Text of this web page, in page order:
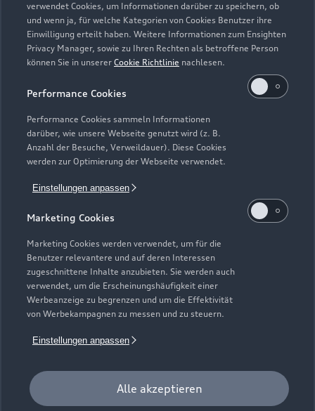
verwendet Cookies, um Informationen darüber zu speichern, ob
und wenn ja, für welche Kategorien von Cookies Benutzer ihre
Einwilligung erteilt haben. Weitere Informationen zum Ensighten
Privacy Manager, sowie zu Ihren Rechten als betroffene Person
können Sie in unserer Cookie Richtlinie nachlesen.
Performance Cookies
Performance Cookies sammeln Informationen
darüber, wie unsere Webseite genutzt wird (z. B.
Anzahl der Besuche, Verweildauer). Diese Cookies
werden zur Optimierung der Webseite verwendet.
Einstellungen anpassen
Marketing Cookies
Marketing Cookies werden verwendet, um für die
Benutzer relevantere und auf deren Interessen
zugeschnittene Inhalte anzubieten. Sie werden auch
verwendet, um die Erscheinungshäufigkeit einer
Werbeanzeige zu begrenzen und um die Effektivität
von Werbekampagnen zu messen und zu steuern.
Einstellungen anpassen
Alle akzeptieren
Zurück nach oben
Alle Modelle
Modelle vergleichen
Kaufen & leasen
Neuwagensuche
Gebrauchtwagensuche
Gebrauchtwagen
Finanzierung
Aktionen & Angebote
Geschäftskunden
Service & Zubehör
Audi Services
Garantie
Audi digital services
myAudi
Support
Kundenservice
Händlersuche
Audi Code
Online-Terminvereinbarung
Servicekontakt
Unternehmen
Investor Relations
Datenschutz
© 2026 AUDI AG. Alle Rechte vorbehalten
Impressum
Datenschutzinformation
Cookie-Einstellungen